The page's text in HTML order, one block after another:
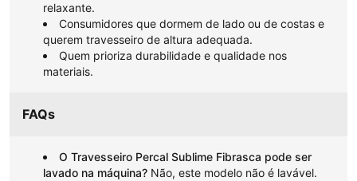
relaxante.
Consumidores que dormem de lado ou de costas e
querem travesseiro de altura adequada.
Quem prioriza durabilidade e qualidade nos
materiais.
FAQs
O Travesseiro Percal Sublime Fibrasca pode ser
lavado na máquina? Não, este modelo não é lavável.